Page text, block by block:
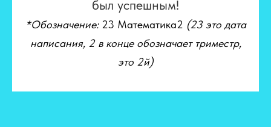
был успешным!
*Обозначение: 23 Математика2 (23 это дата
написания, 2 в конце обозначает триместр,
это 2й)